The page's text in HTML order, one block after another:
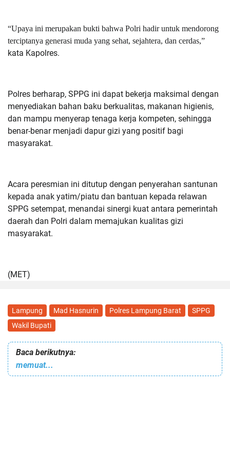
“Upaya ini merupakan bukti bahwa Polri hadir untuk mendorong
terciptanya generasi muda yang sehat, sejahtera, dan cerdas,”
kata Kapolres.
Polres berharap, SPPG ini dapat bekerja maksimal dengan
menyediakan bahan baku berkualitas, makanan higienis,
dan mampu menyerap tenaga kerja kompeten, sehingga
benar-benar menjadi dapur gizi yang positif bagi
masyarakat.
Acara peresmian ini ditutup dengan penyerahan santunan
kepada anak yatim/piatu dan bantuan kepada relawan
SPPG setempat, menandai sinergi kuat antara pemerintah
daerah dan Polri dalam memajukan kualitas gizi
masyarakat.
(MET)
Lampung Mad Hasnurin Polres Lampung Barat
SPPG
Wakil Bupati
Baca berikutnya:
memuat...